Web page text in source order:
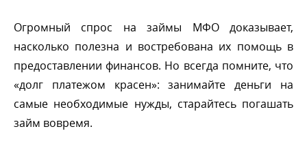
Огромный спрос на займы МФО доказывает,
насколько полезна и востребована их помощь
предоставлении финансов. Но всегда помните, что
«долг платежом красен»: занимайте деньги на
самые необходимые нужды, старайтесь погашать
займ вовремя.